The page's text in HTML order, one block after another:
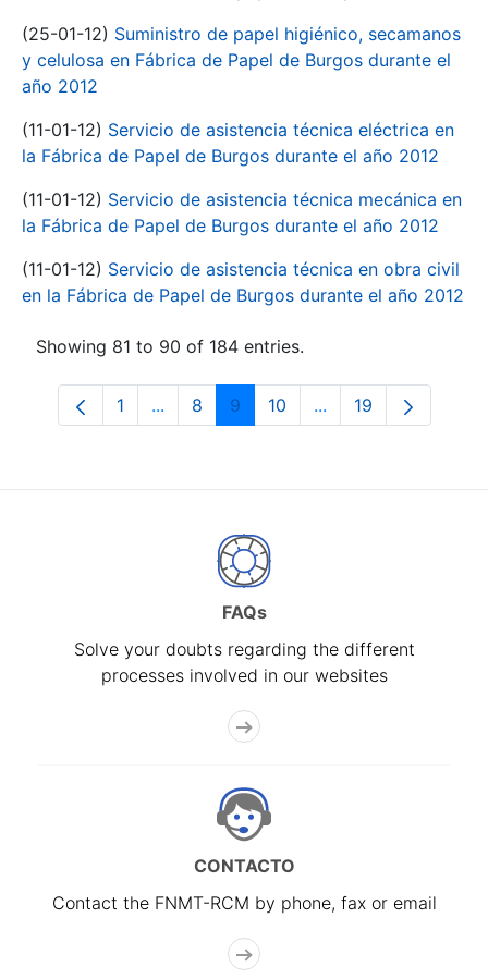
(25-01-12) Suministro de papel higiénico, secamanos
y celulosa en Fábrica de Papel de Burgos durante el
año 2012
(11-01-12) Servicio de asistencia técnica eléctrica en
la Fábrica de Papel de Burgos durante el año 2012
(11-01-12) Servicio de asistencia técnica mecánica en
la Fábrica de Papel de Burgos durante el año 2012
(11-01-12) Servicio de asistencia técnica en obra civil
en la Fábrica de Papel de Burgos durante el año 2012
Showing 81 to 90 of 184 entries.
Page
1 ...Intermediate Pages Use TAB to
Page
8 Page
9 Page
10 ...Intermediate Pages
Page
19
FAQs
Solve your doubts regarding the different
processes involved in our websites
CONTACTO
Contact the FNMT-RCM by phone, fax or email